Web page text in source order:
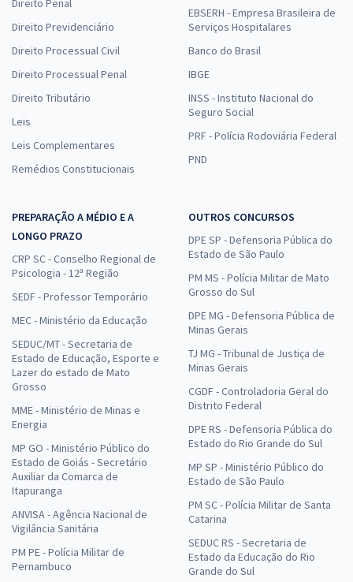
Direito Penal
Direito Previdenciário
Direito Processual Civil
Direito Processual Penal
Direito Tributário
Leis
Leis Complementares
Remédios Constitucionais
EBSERH - Empresa Brasileira de
Serviços Hospitalares
Banco do Brasil
IBGE
INSS - Instituto Nacional do
Seguro Social
PRF - Polícia Rodoviária Federal
PND
PREPARAÇÃO A MÉDIO E A
LONGO PRAZO
CRP SC - Conselho Regional de
Psicologia - 12ª Região
SEDF - Professor Temporário
MEC - Ministério da Educação
SEDUC/MT - Secretaria de
Estado de Educação, Esporte e
Lazer do estado de Mato
Grosso
MME - Ministério de Minas e
Energia
MP GO - Ministério Público do
Estado de Goiás - Secretário
Auxiliar da Comarca de
Itapuranga
ANVISA - Agência Nacional de
Vigilância Sanitária
PM PE - Polícia Militar de
Pernambuco
OUTROS CONCURSOS
DPE SP - Defensoria Pública do
Estado de São Paulo
PM MS - Polícia Militar de Mato
Grosso do Sul
DPE MG - Defensoria Pública de
Minas Gerais
TJ MG - Tribunal de Justiça de
Minas Gerais
CGDF - Controladoria Geral do
Distrito Federal
DPE RS - Defensoria Pública do
Estado do Rio Grande do Sul
MP SP - Ministério Público do
Estado de São Paulo
PM SC - Polícia Militar de Santa
Catarina
SEDUC RS - Secretaria de
Estado da Educação do Rio
Grande do Sul